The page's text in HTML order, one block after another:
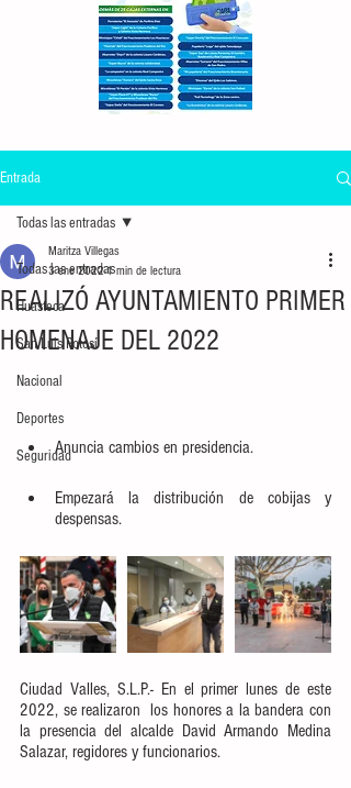
Entrada
Todas las entradas
Huasteca
San Luis Potosí
Nacional
Deportes
Seguridad
Todas las entradas
REALIZÓ AYUNTAMIENTO PRIMER
HOMENAJE DEL 2022
Maritza Villegas
3 ene 20221 min de lectura
Anuncia cambios en presidencia.
Empezará la distribución de cobijas y
despensas.
Ciudad Valles, S.L.P.- En el primer lunes de este
2022, se realizaron  los honores a la bandera con
la presencia del alcalde David Armando Medina
Salazar, regidores y funcionarios.